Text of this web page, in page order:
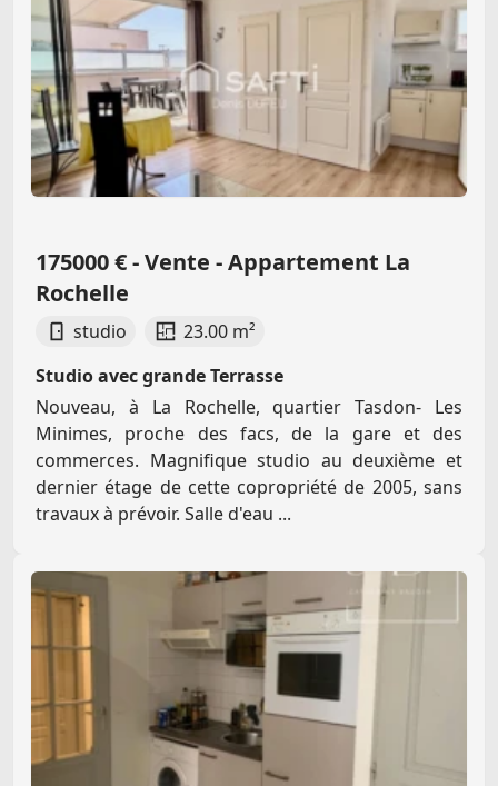
175000 € - Vente - Appartement La
Rochelle
studio
23.00 m²
Studio avec grande Terrasse
Nouveau, à La Rochelle, quartier Tasdon- Les
Minimes, proche des facs, de la gare et des
commerces. Magnifique studio au deuxième et
dernier étage de cette copropriété de 2005, sans
travaux à prévoir. Salle d'eau ...